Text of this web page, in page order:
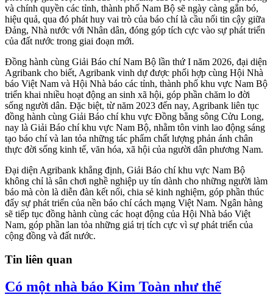
và chính quyền các tỉnh, thành phố Nam Bộ sẽ ngày càng gắn bó,
hiệu quả, qua đó phát huy vai trò của báo chí là cầu nối tin cậy giữa
Đảng, Nhà nước với Nhân dân, đóng góp tích cực vào sự phát triển
của đất nước trong giai đoạn mới.
Đồng hành cùng Giải Báo chí Nam Bộ lần thứ I năm 2026, đại diện
Agribank cho biết, Agribank vinh dự được phối hợp cùng Hội Nhà
báo Việt Nam và Hội Nhà báo các tỉnh, thành phố khu vực Nam Bộ
triển khai nhiều hoạt động an sinh xã hội, góp phần chăm lo đời
sống người dân. Đặc biệt, từ năm 2023 đến nay, Agribank liên tục
đồng hành cùng Giải Báo chí khu vực Đồng bằng sông Cửu Long,
nay là Giải Báo chí khu vực Nam Bộ, nhằm tôn vinh lao động sáng
tạo báo chí và lan tỏa những tác phẩm chất lượng phản ánh chân
thực đời sống kinh tế, văn hóa, xã hội của người dân phương Nam.
Đại diện Agribank khẳng định, Giải Báo chí khu vực Nam Bộ
không chỉ là sân chơi nghề nghiệp uy tín dành cho những người làm
báo mà còn là diễn đàn kết nối, chia sẻ kinh nghiệm, góp phần thúc
đẩy sự phát triển của nền báo chí cách mạng Việt Nam. Ngân hàng
sẽ tiếp tục đồng hành cùng các hoạt động của Hội Nhà báo Việt
Nam, góp phần lan tỏa những giá trị tích cực vì sự phát triển của
cộng đồng và đất nước.
Tin liên quan
Có một nhà báo Kim Toàn như thế